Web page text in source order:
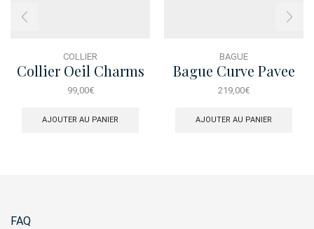
COLLIER
Collier Oeil Charms
99,00€
AJOUTER AU PANIER
BAGUE
Bague Curve Pavee
T54
219,00€
AJOUTER AU PANIER
FAQ